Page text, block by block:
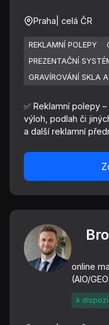
Praha | celá ČR
REKLAMNÍ POLEPY
PREZENTAČNÍ
GRAVÍROVÁNÍ SKLA
✅ Reklamní polepy
výloh, podlah či
a další reklamní
online
(AIO/
k